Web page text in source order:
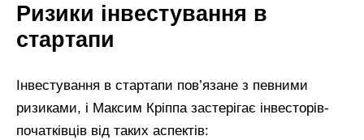
Ризики інвестування в
стартапи
Інвестування в стартапи пов’язане з певними
ризиками, і Максим Кріппа застерігає інвесторів-
початківців від таких аспектів: